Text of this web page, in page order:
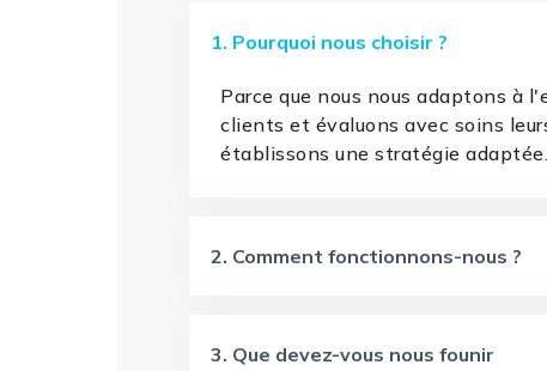
1. Pourquoi nous choisir ?
Parce que nous nous adaptons à
clients et évaluons avec soins
établissons une stratégie adaptée.
2. Comment fonctionnons-nous ?
3. Que devez-vous nous founir